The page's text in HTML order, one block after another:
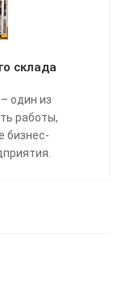
склада
один из
работы,
бизнес-